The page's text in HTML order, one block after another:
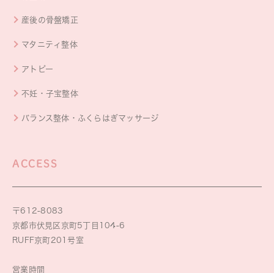
産後の骨盤矯正
マタニティ整体
アトピー
不妊・子宝整体
バランス整体・ふくらはぎマッサージ
ACCESS
〒612-8083
京都市伏見区京町5丁目104-6
RUFF京町201号室
営業時間